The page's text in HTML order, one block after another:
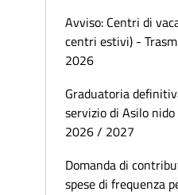
Avviso: Centri di
centri estivi) -
2026
Graduatoria
servizio di Asilo
2026 / 2027
Domanda di
spese di frequenza